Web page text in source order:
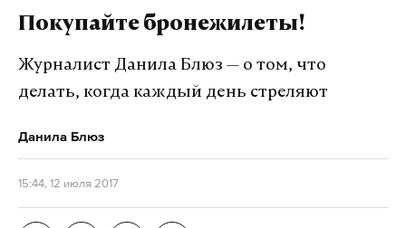
Покупайте бронежилеты!
Журналист Данила Блюз — о том, что
делать, когда каждый день стреляют
Данила Блюз
15:44, 12 июля 2017